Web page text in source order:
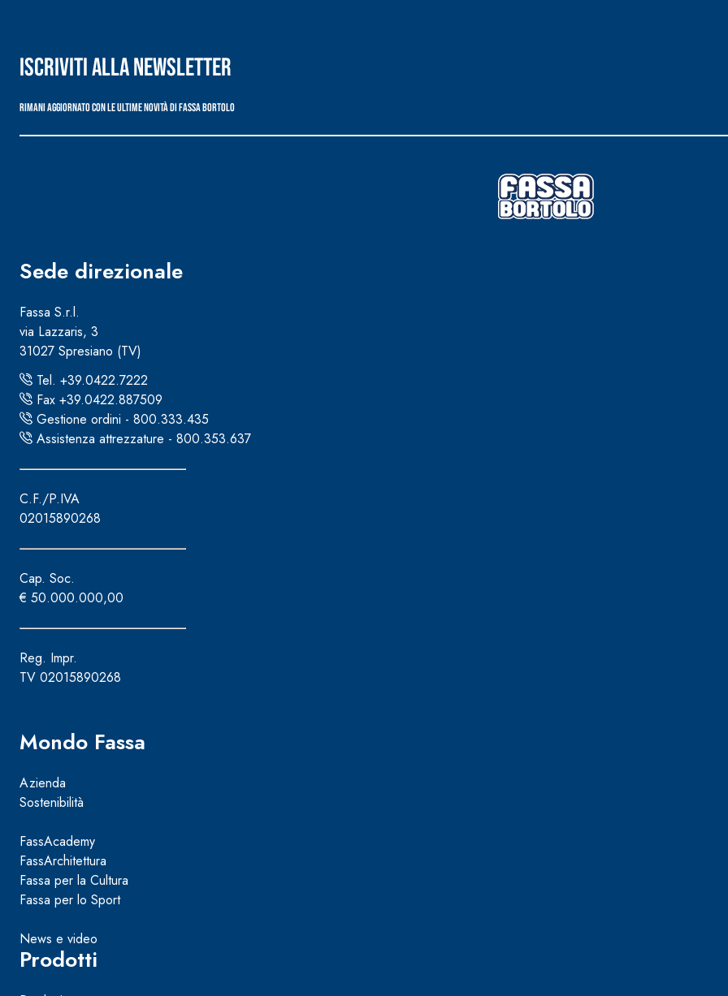
Collante-rasante alleggerito, fibrato, con calce idraulica naturale NHL 3,5
e speciali inerti alleggeriti
Iscriviti alla newsletter
Rimani aggiornato con le ultime novità di Fassa Bortolo
Sede direzionale
Fassa S.r.l.
via Lazzaris, 3
31027 Spresiano (TV)
Tel. +39.0422.7222
Fax +39.0422.887509
Gestione ordini - 800.333.435
Assistenza attrezzature - 800.353.637
C.F./P.IVA
02015890268
Cap. Soc.
€ 50.000.000,00
Reg. Impr.
TV 02015890268
Mondo Fassa
Azienda
Sostenibilità
FassAcademy
FassArchitettura
Fassa per la Cultura
Fassa per lo Sport
News e video
Prodotti